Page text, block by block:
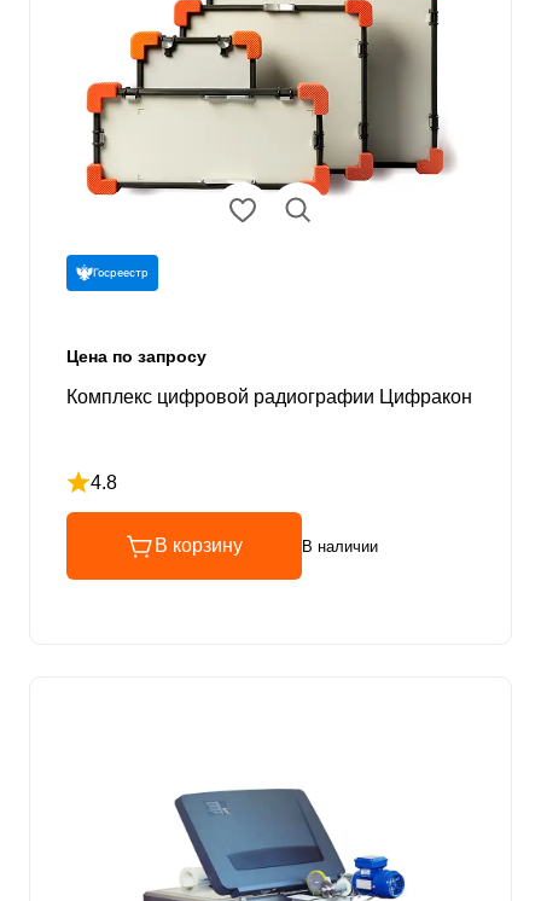
Госреестр
Цена по запросу
Комплекс цифровой радиографии Цифракон
4.8
Рейтинг 4.8 из 5
В корзину В наличии